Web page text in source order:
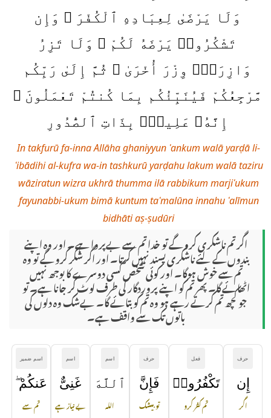
وَلَا يَرْضَىٰ لِعِبَادِهِ ٱلْكُفْرَ ۖ وَإِن
تَشْكُرُوا۟ يَرْضَهُ لَكُمْ ۗ وَلَا تَزِرُ
وَازِرَةٌۭ وِزْرَ أُخْرَىٰ ۗ ثُمَّ إِلَىٰ رَبِّكُم
مَّرْجِعُكُمْ فَيُنَبِّئُكُم بِمَا كُنتُمْ تَعْمَلُونَ ۚ
إِنَّهُۥ عَلِيمٌۢ بِذَاتِ ٱلصُّدُورِ
In takfurū fa-inna Allāha ghaniyyun ʿankum walā yarḍā li-
ʿibādihi al-kufra wa-in tashkurū yarḍahu lakum walā taziru
wāziratun wizra ukhrā thumma ilā rabbikum marjiʿukum
fayunabbi-ukum bimā kuntum taʿmalūna innahu ʿalīmun
bidhāti aṣ-ṣudūri
اگر تم ناشکری کرو گے تو خدا تم سے بےپروا ہے۔ اور وہ اپنے
بندوں کے لئے ناشکری پسند نہیں کرتا۔ اور اگر شکر کرو گے تو وہ
تم سے خوش ہوگا۔ اور کوئی شخص کسی دوسرے کا بوجھ نہیں
اٹھائے گا۔ پھر تم کو اپنے پروردگار کی طرف لوٹ کر جانا ہے۔ تو
جو کچھ تم کرتے رہے ہو وہ تم کو بتائے گا۔ بےشک وہ دلوں کی
باتوں تک سے واقف ہے۔
حرف
إِن
اگر
فعل
تَكْفُرُوا۟
تم کفر کرو
حرف
فَإِنَّ
تو بیشک
اسم
ٱللَّهَ
اللہ
اسم
غَنِىٌّ
بے نیاز ہے
اسم ضمیر
عَنكُمْ ۖ
تم سے